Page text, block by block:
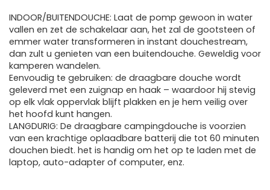
INDOOR/BUITENDOUCHE: Laat de pomp gewoon in water
vallen en zet de schakelaar aan, het zal de gootsteen of
emmer water transformeren in instant douchestream,
dan zult u genieten van een buitendouche. Geweldig voor
kamperen wandelen.
Eenvoudig te gebruiken: de draagbare douche wordt
geleverd met een zuignap en haak – waardoor hij stevig
op elk vlak oppervlak blijft plakken en je hem veilig over
het hoofd kunt hangen.
LANGDURIG: De draagbare campingdouche is voorzien
van een krachtige oplaadbare batterij die tot 60 minuten
douchen biedt. het is handig om het op te laden met de
laptop, auto-adapter of computer, enz.